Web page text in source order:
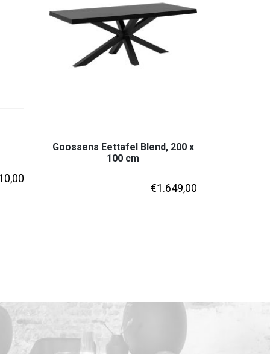
Goossens Eettafel Blend, 200 x
100 cm
€1.649,00